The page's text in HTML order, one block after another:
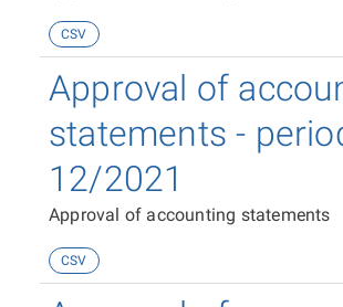
CSV
Approval of
statements -
12/2021
Approval of accounting statements
CSV